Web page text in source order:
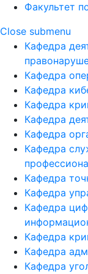
Факультет
Close submenu
Кафедра
Кафедра
Кафедра
Кафедра
Кафедра
Кафедра
Кафедра
Кафедра
Кафедра
Кафедра
Кафедра
Кафедра
Кафедра